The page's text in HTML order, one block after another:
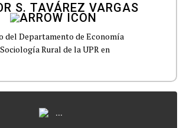
S. TAVÁREZ VARGAS
del Departamento de Economía
Rural de la UPR en
...